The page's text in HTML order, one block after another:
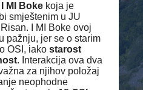
I MI Boke koja je
smještenim u JU
I MI Boke ovoj
pažnju, jer se o starim
OSI, iako starost
. Interakcija ova dva
za njihov položaj
neophodne